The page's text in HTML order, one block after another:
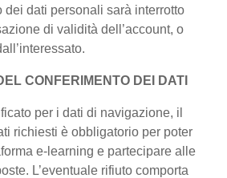
dei dati personali sarà interrotto
di validità dell’account, o
CONFERIMENTO DEI DATI
per i dati di navigazione, il
richiesti è obbligatorio per poter
e-learning e partecipare alle
L’eventuale rifiuto comporta